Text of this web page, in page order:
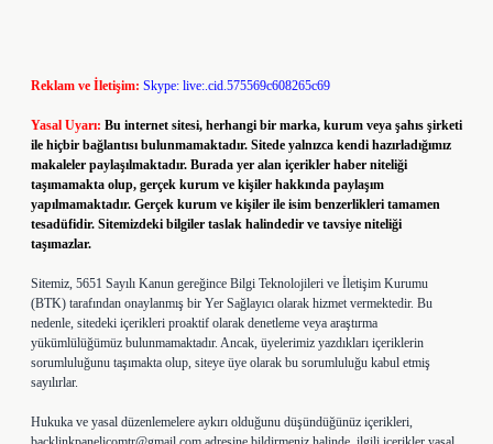
Reklam ve İletişim: Skype: live:.cid.575569c608265c69
Yasal Uyarı: Bu internet sitesi, herhangi bir marka, kurum veya şahıs şirketi
ile hiçbir bağlantısı bulunmamaktadır. Sitede yalnızca kendi hazırladığımız
makaleler paylaşılmaktadır. Burada yer alan içerikler haber niteliği
taşımamakta olup, gerçek kurum ve kişiler hakkında paylaşım
yapılmamaktadır. Gerçek kurum ve kişiler ile isim benzerlikleri tamamen
tesadüfidir. Sitemizdeki bilgiler taslak halindedir ve tavsiye niteliği
taşımazlar.
Sitemiz, 5651 Sayılı Kanun gereğince Bilgi Teknolojileri ve İletişim Kurumu
(BTK) tarafından onaylanmış bir Yer Sağlayıcı olarak hizmet vermektedir. Bu
nedenle, sitedeki içerikleri proaktif olarak denetleme veya araştırma
yükümlülüğümüz bulunmamaktadır. Ancak, üyelerimiz yazdıkları içeriklerin
sorumluluğunu taşımakta olup, siteye üye olarak bu sorumluluğu kabul etmiş
sayılırlar.
Hukuka ve yasal düzenlemelere aykırı olduğunu düşündüğünüz içerikleri,